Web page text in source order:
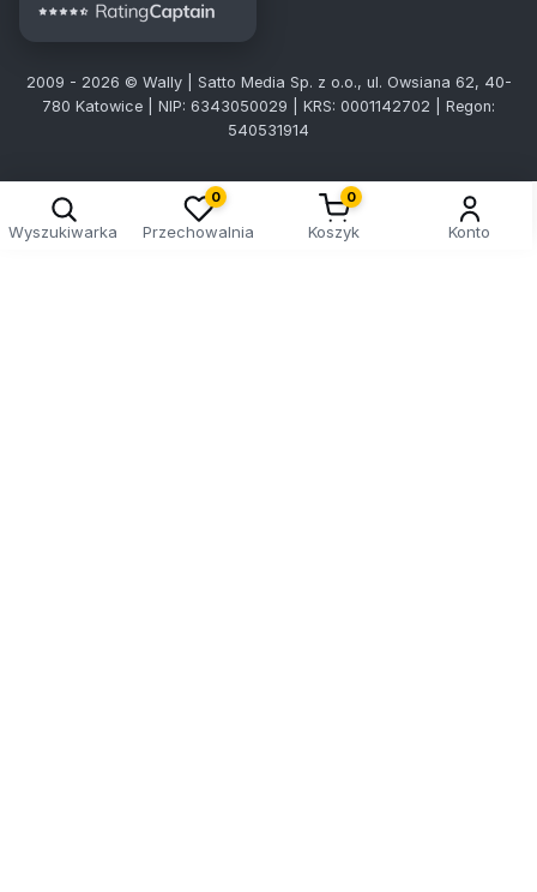
2009 - 2026 © Wally | Satto Media Sp. z o.o., ul. Owsiana 62, 40-
780 Katowice | NIP: 6343050029 | KRS: 0001142702 | Regon:
540531914
Wyszukiwarka
0
Przechowalnia
0
Koszyk Konto